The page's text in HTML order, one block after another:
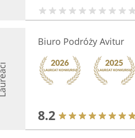
Laureaci
Biuro Podróży Avitur
8.2